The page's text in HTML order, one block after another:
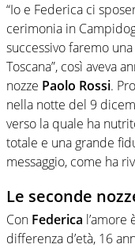
“Io e Federica ci
cerimonia in
successivo faremo
Toscana”, così aveva
nozze Paolo Rossi.
nella notte del 9
verso la quale ha
totale e una grande
messaggio, come ha
Le seconde
Con Federica l’amore
differenza d’età, 16